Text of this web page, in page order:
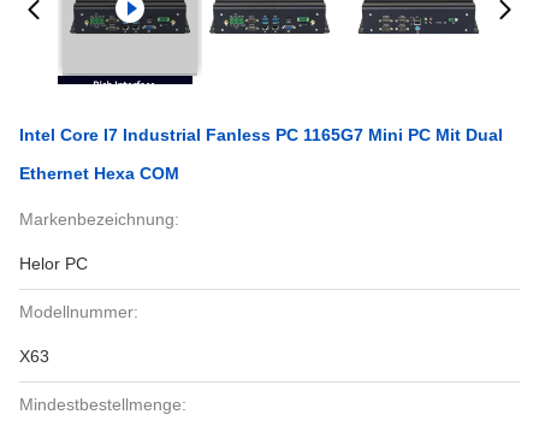
Intel Core I7 Industrial Fanless PC 1165G7 Mini PC Mit Dual
Ethernet Hexa COM
Markenbezeichnung:
Helor PC
Modellnummer:
X63
Mindestbestellmenge: